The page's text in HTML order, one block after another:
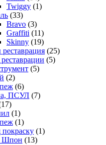
Twiggy (1)
(33)
Bravo (3)
Graffiti (11)
Skinny (19)
(25)
(5)
(5)
(2)
(6)
ПСУЛ (7)
(1)
(1)
(1)
Шпон (13)